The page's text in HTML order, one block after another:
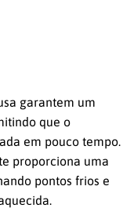
garantem um
que o
em pouco tempo.
proporciona uma
pontos frios e